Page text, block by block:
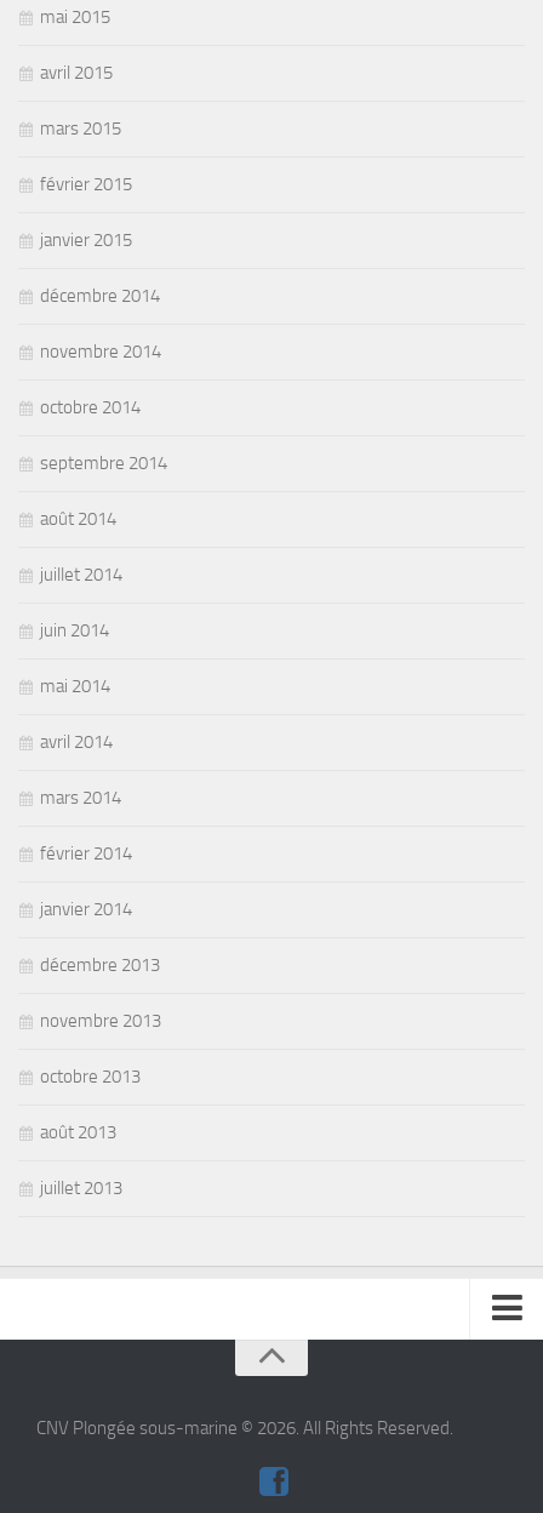
mai 2015
avril 2015
mars 2015
février 2015
janvier 2015
décembre 2014
novembre 2014
octobre 2014
septembre 2014
août 2014
juillet 2014
juin 2014
mai 2014
avril 2014
mars 2014
février 2014
janvier 2014
décembre 2013
novembre 2013
octobre 2013
août 2013
juillet 2013
CNV Plongée sous-marine © 2026. All Rights Reserved.